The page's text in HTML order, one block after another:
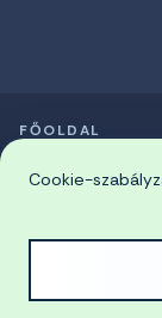
© 2026 Miskolci
FŐOLDAL
Cookie-